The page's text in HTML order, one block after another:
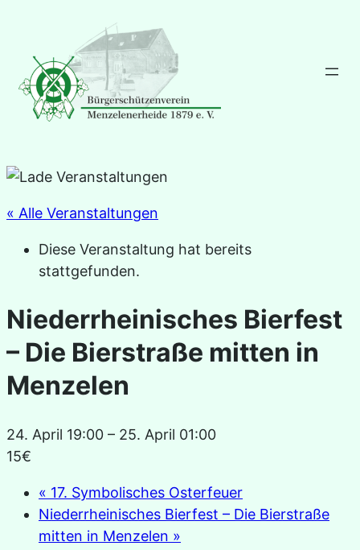
« Alle Veranstaltungen
Diese Veranstaltung hat bereits
stattgefunden.
Niederrheinisches Bierfest
– Die Bierstraße mitten in
Menzelen
24. April 19:00 – 25. April 01:00
15€
« 17. Symbolisches Osterfeuer
Niederrheinisches Bierfest – Die Bierstraße
mitten in Menzelen »